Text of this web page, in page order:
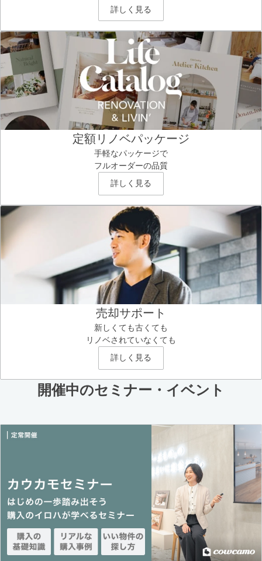
詳しく見る
定額リノベパッケージ
手軽なパッケージで
フルオーダーの品質
詳しく見る
売却サポート
新しくても古くても
リノベされていなくても
詳しく見る
開催中のセミナー・イベント